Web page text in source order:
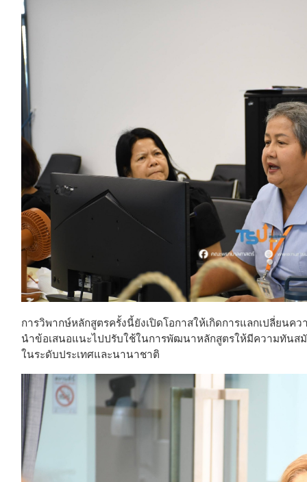
การวิพากษ์หลักสูตรครั้งนี้ยังเปิดโอกาสให้เกิดการแลกเปลี่ยนค
นำข้อเสนอแนะไปปรับใช้ในการพัฒนาหลักสูตรให้มีความทัน
ในระดับประเทศและนานาชาติ